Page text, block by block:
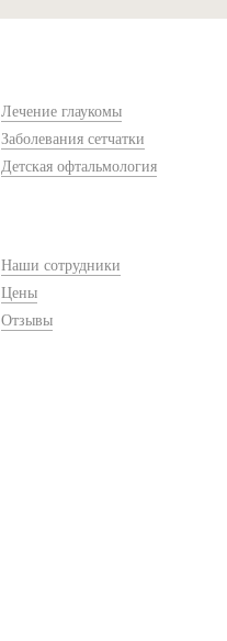
Лечение глаукомы
Заболевания сетчатки
Детская офтальмология
Наши сотрудники
Цены
Отзывы